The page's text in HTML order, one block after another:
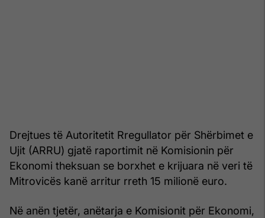
Drejtues të Autoritetit Rregullator për Shërbimet e
Ujit (ARRU) gjatë raportimit në Komisionin për
Ekonomi theksuan se borxhet e krijuara në veri të
Mitrovicës kanë arritur rreth 15 milionë euro.
Në anën tjetër, anëtarja e Komisionit për Ekonomi,